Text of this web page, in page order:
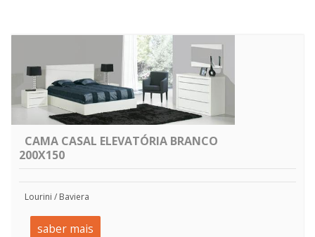
CAMA CASAL ELEVATÓRIA BRANCO
200X150
Lourini / Baviera
saber mais